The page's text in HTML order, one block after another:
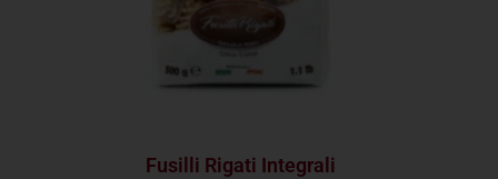
Fusilli Rigati Integrali